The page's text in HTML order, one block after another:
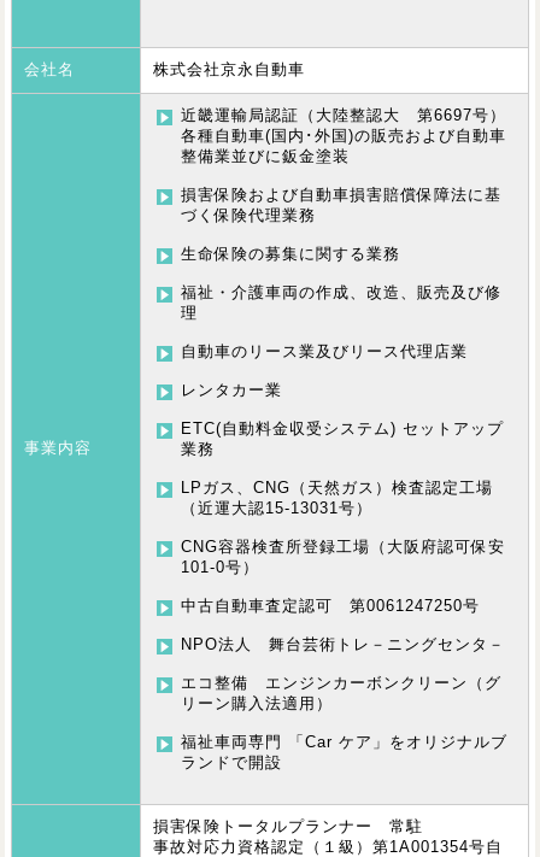
会社名 株式会社京永自動車
事業内容
近畿運輸局認証（大陸整認大 第6697号）
各種自動車(国内･外国)の販売および自動車
整備業並びに鈑金塗装
損害保険および自動車損害賠償保障法に基
づく保険代理業務
生命保険の募集に関する業務
福祉・介護車両の作成、改造、販売及び修
理
自動車のリース業及びリース代理店業
レンタカー業
ETC(自動料金収受システム) セットアップ
業務
LPガス、CNG（天然ガス）検査認定工場
（近運大認15-13031号）
CNG容器検査所登録工場（大阪府認可保安
101-0号）
中古自動車査定認可 第0061247250号
NPO法人 舞台芸術トレ－ニングセンタ－
エコ整備 エンジンカーボンクリーン（グ
リーン購入法適用）
福祉車両専門 「Car ケア」をオリジナルブ
ランドで開設
損害保険トータルプランナー 常駐
事故対応力資格認定（１級）第1A001354号自